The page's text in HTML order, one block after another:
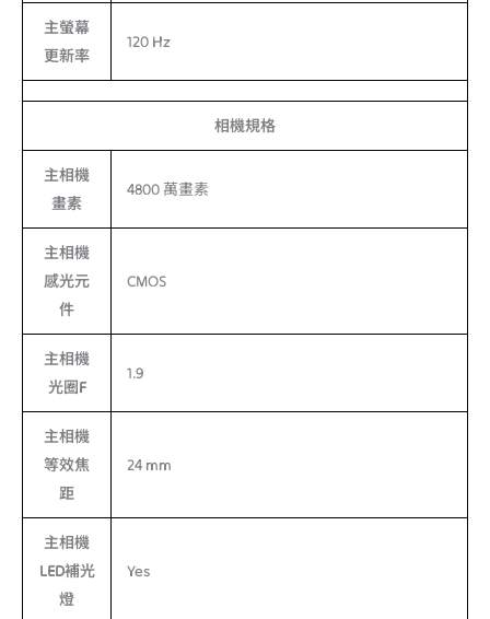
主螢幕
更新率
120 Hz
相機規格
主相機
畫素
4800 萬畫素
主相機
感光元
件
CMOS
主相機
光圈F
1.9
主相機
等效焦
距
24 mm
主相機
LED補光
燈
Yes